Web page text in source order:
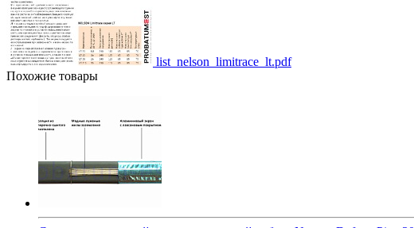
list_nelson_limitrace_lt.pdf
Похожие товары